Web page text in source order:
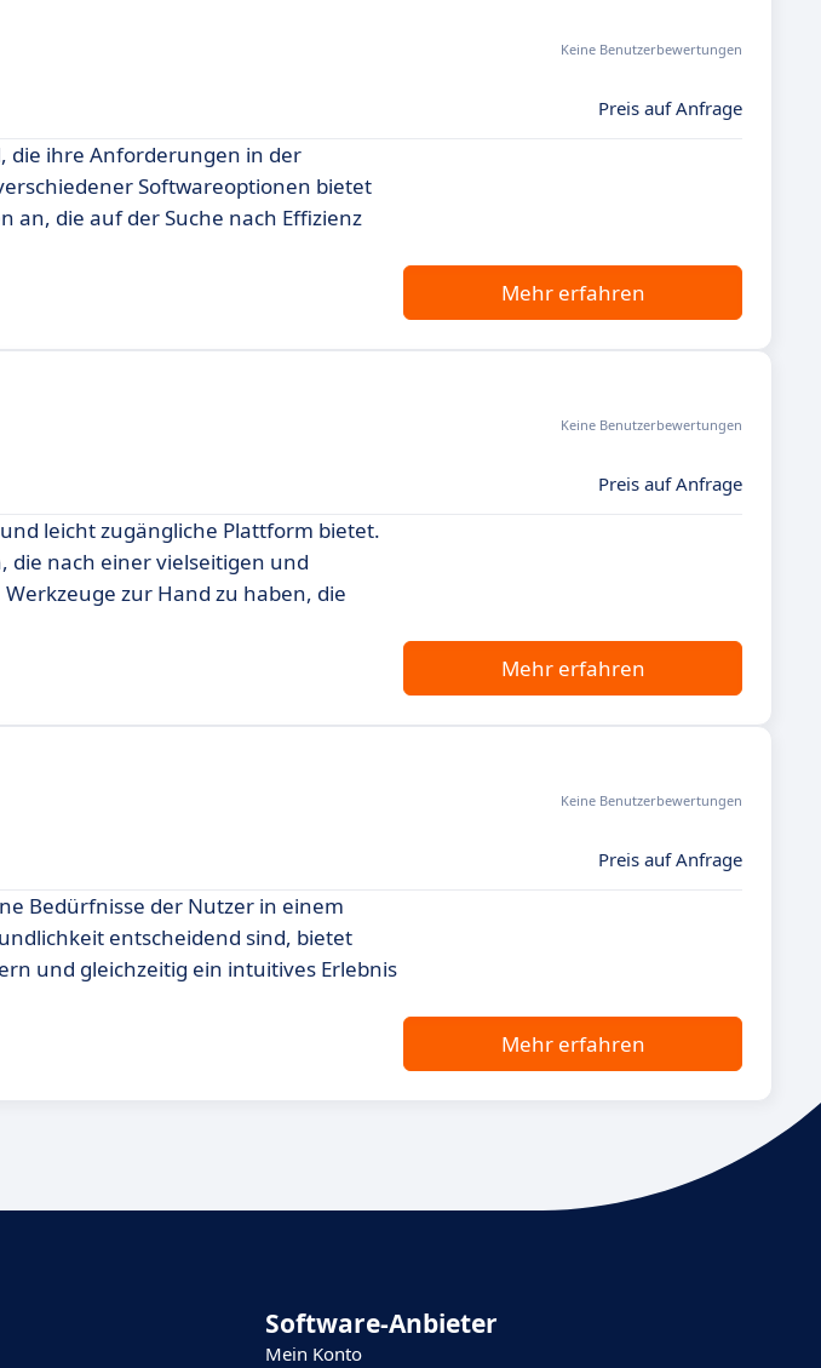
Keine Benutzerbewertungen
Preis auf Anfrage
die ihre Anforderungen in der
Softwareoptionen bietet
an, die auf der Suche nach Effizienz
Mehr erfahren
Keine Benutzerbewertungen
Preis auf Anfrage
leicht zugängliche Plattform bietet.
die nach einer vielseitigen und
zur Hand zu haben, die
Mehr erfahren
Keine Benutzerbewertungen
Preis auf Anfrage
Bedürfnisse der Nutzer in einem
entscheidend sind, bietet
und gleichzeitig ein intuitives Erlebnis
Mehr erfahren
Software-Anbieter
Mein Konto